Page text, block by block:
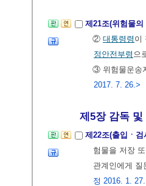
제21조(위험물
② 대통령령 이
정안전부령 으
③ 위험물운송
2017. 7. 26.>
제5장 감독 및
제22조(출입ㆍ
험물을 저장
관계인에게
정 2016. 1.